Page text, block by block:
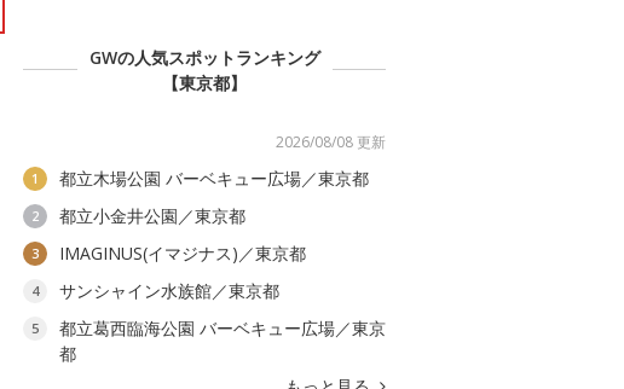
GWの人気スポットランキング
【東京都】
2026/08/08 更新
1 都立木場公園 バーベキュー広場／東京都
2 都立小金井公園／東京都
3 IMAGINUS(イマジナス)／東京都
4 サンシャイン水族館／東京都
5
都立葛西臨海公園 バーベキュー広場／東京
都